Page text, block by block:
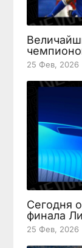
25 Фев, 2026
Сегодня
финала
25 Фев, 2026